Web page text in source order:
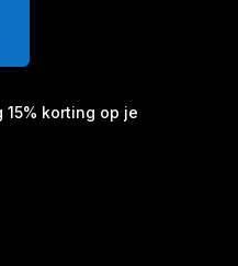
korting op je